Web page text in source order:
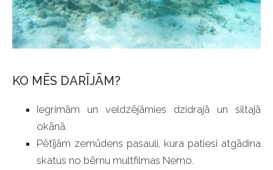
KO MĒS DARĪJĀM?
Iegrimām un veldzējāmies dzidrajā un siltajā
okānā.
Pētījām zemūdens pasauli, kura patiesi atgādina
skatus no bērnu multfilmas Nemo.